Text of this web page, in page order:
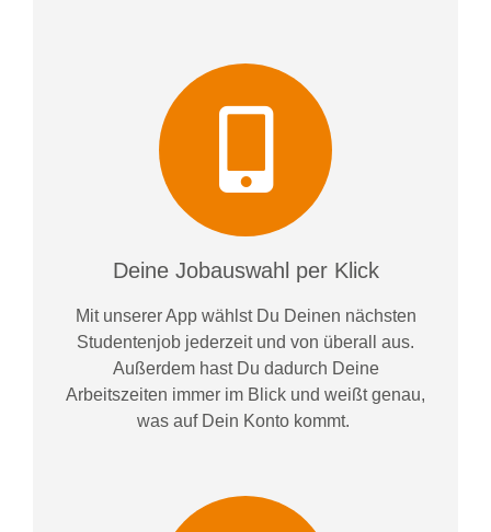
Deine Jobauswahl per Klick
Mit unserer App wählst Du Deinen nächsten
Studentenjob jederzeit und von überall aus.
Außerdem hast Du dadurch Deine
Arbeitszeiten immer im Blick und weißtgenau,
was auf Dein Konto kommt.